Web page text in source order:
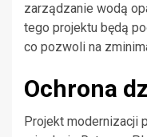
zarządzanie wodą
tego projektu będą
co pozwoli na
Ochrona
Projekt modernizacji